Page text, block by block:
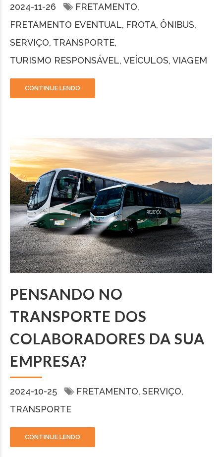
2024-11-26
FRETAMENTO
FRETAMENTO EVENTUAL FROTA ÔNIBUS
SERVIÇO TRANSPORTE
TURISMO RESPONSÁVEL VEÍCULOS VIAGEM
CONTINUE LENDO
PENSANDO NO
TRANSPORTE DOS
COLABORADORES DA SUA
EMPRESA?
2024-10-25 FRETAMENTO SERVIÇO
TRANSPORTE
CONTINUE LENDO